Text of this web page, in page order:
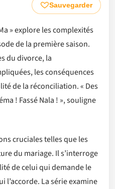
Sauvegarder
» explore les complexités
de la première saison.
du divorce, la
les conséquences
de la réconciliation. « Des
! Fassé Nala ! », souligne
cruciales telles que les
du mariage. Il s’interroge
de celui qui demande le
l’accorde. La série examine